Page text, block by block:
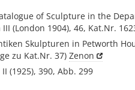
of Sculpture in the
(London 1904), 46, Kat.Nr.
Skulpturen in Petworth
zu Kat.Nr. 37) Zenon
(1925), 390, Abb. 299